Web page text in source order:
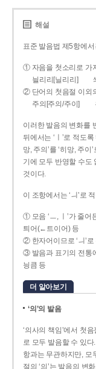
해설
표준 발음법 제5항에서
① 자음을 첫소리로 가
늴리리[닐리리]
② 단어의 첫음절 이외
주의[주의/주이]
이러한 발음의 변화를
뒤에서는 ‘ㅣ’로 적도
망, 주의’를 ‘히망, 주
기에 모두 반영할 수도
것이다.
이 조항에서는 ‘ㅢ’로
① 모음 ‘ㅡ, ㅣ’가 줄어
틔어(←트이어) 등
② 한자어이므로 ‘ㅢ’
③ 발음과 표기의 전통
닁큼 등
더 알아보기
‘의’의 발음
‘의사의 책임’에서 첫음
로 모두 발음할 수 있
항과는 무관하지만, 모
절의 ‘의’는 발음의 변